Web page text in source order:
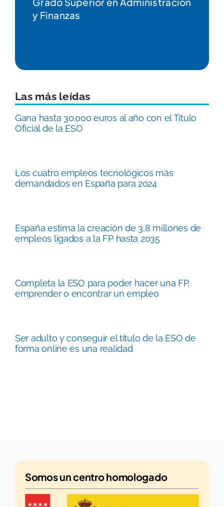
Infantil
Las más leídas
Gana hasta 30.000 euros al año con el Título
Oficial de la ESO
Los cuatro empleos tecnológicos más
demandados en España para 2024
España estima la creación de 3,8 millones de
empleos ligados a la FP hasta 2035
Completa la ESO para poder hacer una FP,
emprender o encontrar un empleo
Ser adulto y conseguir el título de la ESO de
forma online es una realidad
Somos uncentro homologado